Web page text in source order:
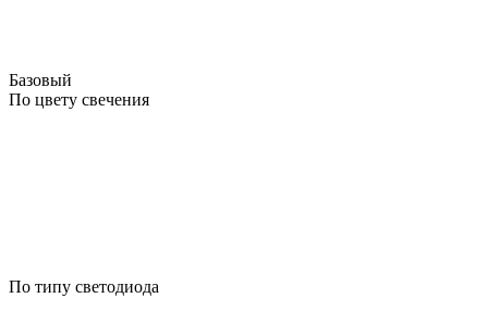
Базовый
По цвету свечения
По типу светодиода